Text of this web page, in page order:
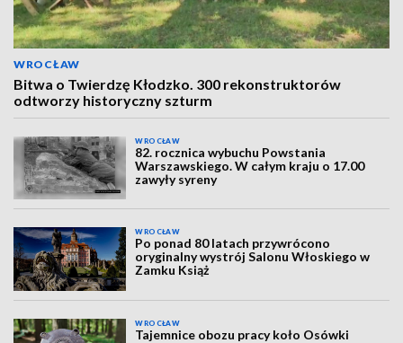
WROCŁAW
Bitwa o Twierdzę Kłodzko. 300 rekonstruktorów
odtworzy historyczny szturm
WROCŁAW
82. rocznica wybuchu Powstania
Warszawskiego. W całym kraju o 17.00
zawyły syreny
WROCŁAW
Po ponad 80 latach przywrócono
oryginalny wystrój Salonu Włoskiego w
Zamku Książ
WROCŁAW
Tajemnice obozu pracy koło Osówki